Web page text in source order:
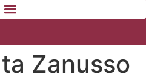
Zanusso